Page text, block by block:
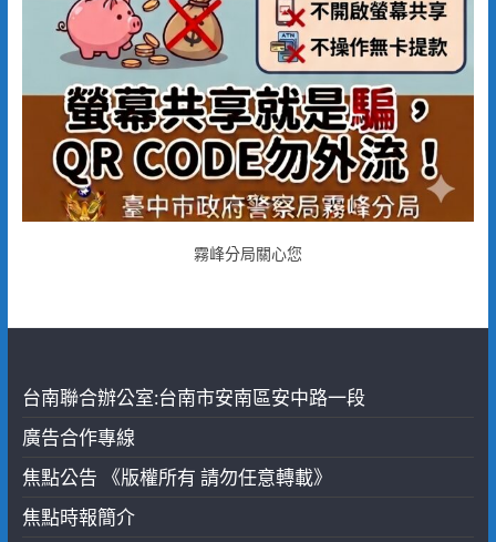
霧峰分局關心您
台南聯合辦公室:台南市安南區安中路一段
廣告合作專線
焦點公告 《版權所有 請勿任意轉載》
焦點時報簡介